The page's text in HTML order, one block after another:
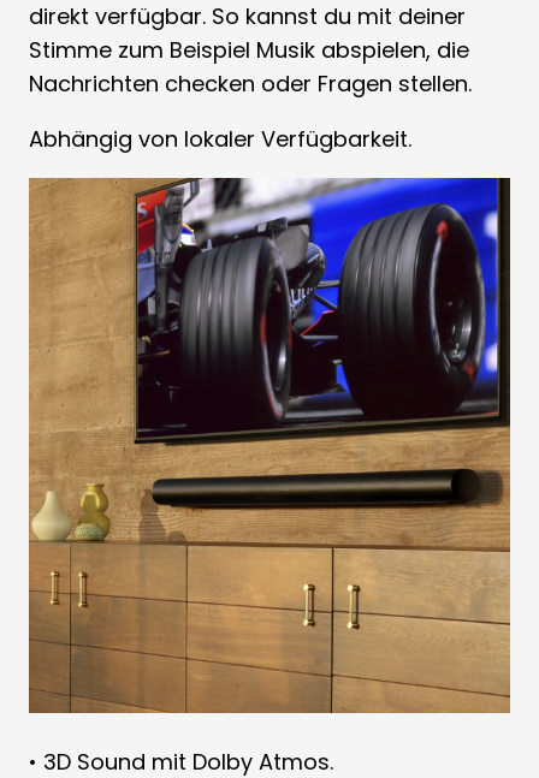
direkt verfügbar. So kannst du mit deiner
Stimme zum Beispiel Musik abspielen, die
Nachrichten checken oder Fragen stellen.
Abhängig von lokaler Verfügbarkeit.
• 3D Sound mit Dolby Atmos.